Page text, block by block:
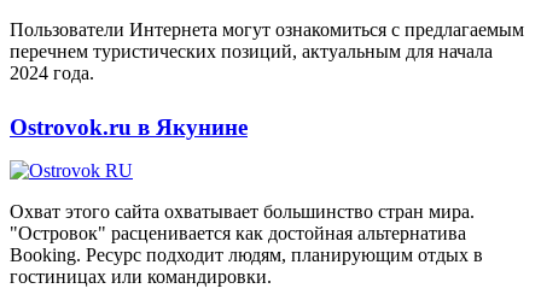
Пользователи Интернета могут ознакомиться с предлагаемым
перечнем туристических позиций, актуальным для начала
2024 года.
Ostrovok.ru в Якунине
Охват этого сайта охватывает большинство стран мира.
"Островок" расценивается как достойная альтернатива
Booking. Ресурс подходит людям, планирующим отдых в
гостиницах или командировки.